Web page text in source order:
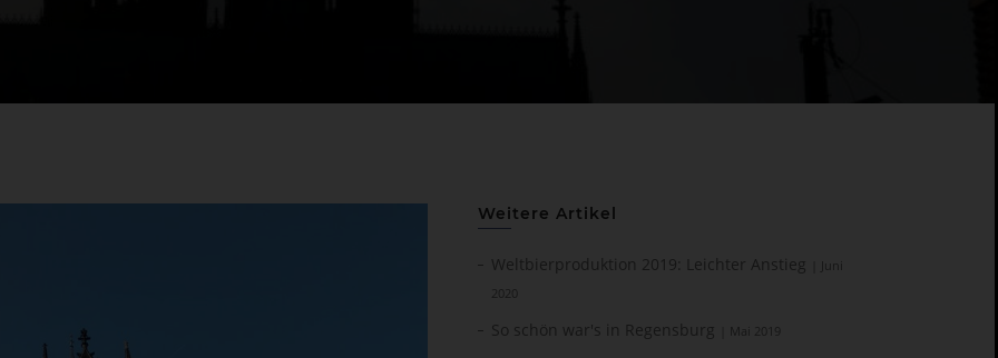
Weitere Artikel
Weltbierproduktion 2019: Leichter Anstieg
| Juni
2020
So schön war's in Regensburg | Mai 2019